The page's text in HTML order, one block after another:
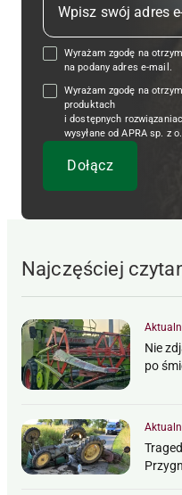
Wyrażam zgodę na
na podany adres e-mail.
Wyrażam zgodę na
produktach
i dostępnych
wysyłane od APRA sp. z
Najczęściej
Nie
po